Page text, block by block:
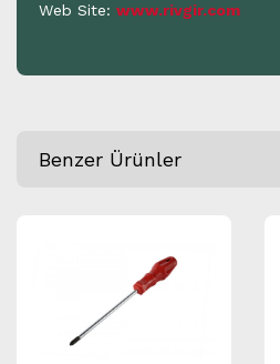
Web Site: www.rivgir.com
Benzer Ürünler